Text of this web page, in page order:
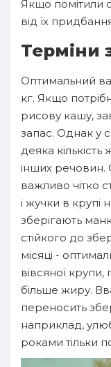
Якщо помітили
від їх
Терміни
Оптимальний
кг. Якщо
рисову кашу,
запас. Однак у
деяка
інших речовин.
важливо чітко
і жучки в крупі
зберігають
стійкого до
місяці -
вівсяної крупи,
більше жиру.
переносить
наприклад,
роками тільки